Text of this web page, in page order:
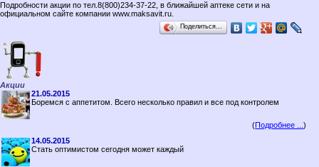
Подробности акции по тел.8(800)234-37-22, в ближайшей аптеке сети и на
официальном сайте компании www.maksavit.ru.
Поделиться…
Акции
21.05.2015
Боремся с аппетитом. Всего несколько правил и все под контролем
(Подробнее ...)
14.05.2015
Стать оптимистом сегодня может каждый